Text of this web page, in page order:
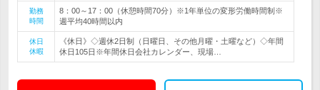
勤務
時間
8：00～17：00（休憩時間70分）※1年単位の変形労働時間制※
週平均40時間以内
休日
休暇
《休日》◇週休2日制（日曜日、その他月曜・土曜など）◇年間
休日105日※年間休日会社カレンダー、現場…